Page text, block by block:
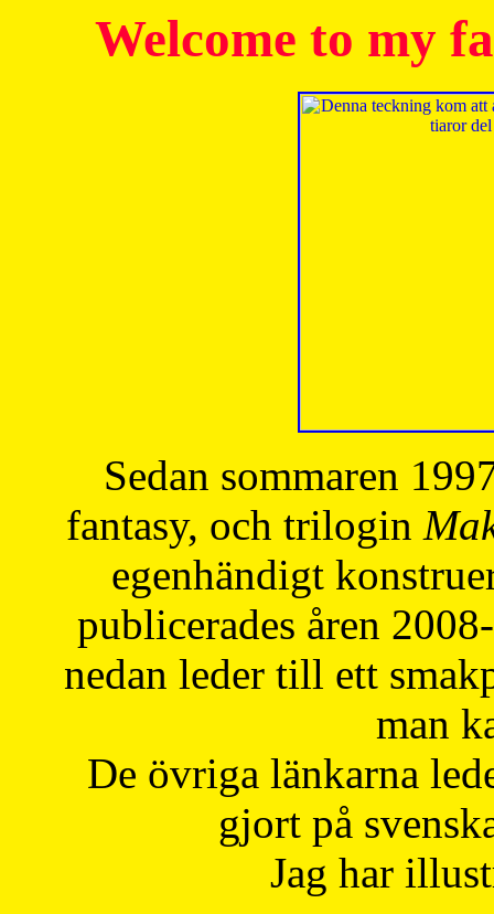
Welcome to my
Sedan sommaren
fantasy, och trilogin
egenhändigt
publicerades åren
nedan leder till ett
man
De övriga länkarna
gjort på
Jag har